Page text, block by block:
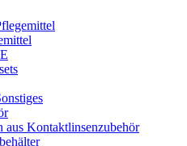
aus Kontaktlinsenzubehör